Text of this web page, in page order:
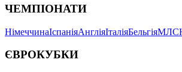
ЧЕМПІОНАТИ
НімеччинаІспаніяАнгліяІталіяБельгіяМЛС
ЄВРОКУБКИ